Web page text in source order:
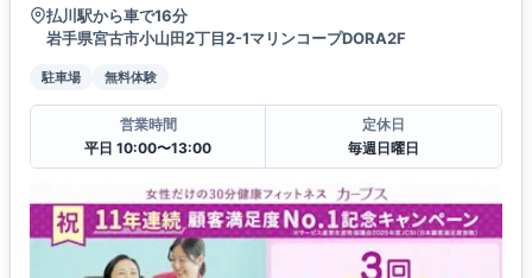
払川駅から車で16分
岩手県宮古市小山田2丁目2-1マリンコープDORA2F
駐車場 無料体験
営業時間
平日 10:00〜13:00
定休日
毎週日曜日